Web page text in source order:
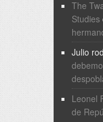
The
Studies
Julio
Leonel
de